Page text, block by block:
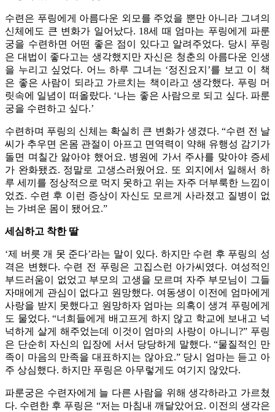
수련은 푸링에게 아름다운 외모를 주었을 뿐만 아니라 그녀의
신체에도 큰 변화가 일어났다. 18세 때 엄마는 푸링에게 파룬
궁을 수련하면 어떤 좋은 점이 있다고 알려주었다. 당시 푸링
은 대법이 좋다고는 생각했지만 자신은 청춘의 아름다운 인생
을 누리고 싶었다. 어느 하루 그녀는 ‘정진요지’를 보고 이 책
은 좋은 사람이 되라고 가르치는 책이라고 생각했다. 푸링 머
릿속에 일념이 떠올랐다. ‘나는 좋은 사람으로 되고 싶다. 파룬
궁을 수련하고 싶다.’
수련하며 푸링의 신체는 확실히 큰 변화가 생겼다. “수련 전 날
씨가 추우면 온몸 관절이 아프고 면역력이 약해 유행성 감기가
돌면 며칠간 앓아야 했어요. 병원에 가서 주사를 맞아야 증세
가 완화됐죠. 정말로 고생스러웠어요. 또 외지에서 일해서 하
루 세끼를 정상적으로 먹지 못하고 위는 자주 더부룩한 느낌이
었죠. 수련 후 이런 증상이 자신도 모르게 사라졌고 질병이 없
는 가벼운 몸이 됐어요.”
세심하고 착한 딸
‘제 버릇 개 못 준다’라는 말이 있다. 하지만 수련 후 푸링의 성
격은 변했다. 수련 전 푸링은 고집스런 아가씨였다. 여성적인
부드러움이 없었고 부모의 고생을 모르며 자주 부모님이 그들
자매에게 관심이 없다고 원망했다. 여동생이 이전에 엄마에게
사랑을 받지 못했다고 원망하자 엄마는 의혹이 생겨 푸링에게
도 물었다. “너희들에게 배고프게 하지 않고 학교에 보내고 넉
넉하게 살게 해주었는데 이것이 엄마의 사랑이 아니니?” 푸링
은 단순히 자신의 입장에 서서 당당하게 말했다. “물질적인 만
족이 마음의 만족을 대표하지는 않아요.” 당시 엄마는 듣고 아
주 상심했다. 하지만 푸링은 아무렇게도 여기지 않았다.
파룬궁은 수련자에게 늘 다른 사람을 위해 생각하라고 가르쳤
다. 수련한 후 푸링은 “저는 마침내 깨달았어요. 이전의 생각은